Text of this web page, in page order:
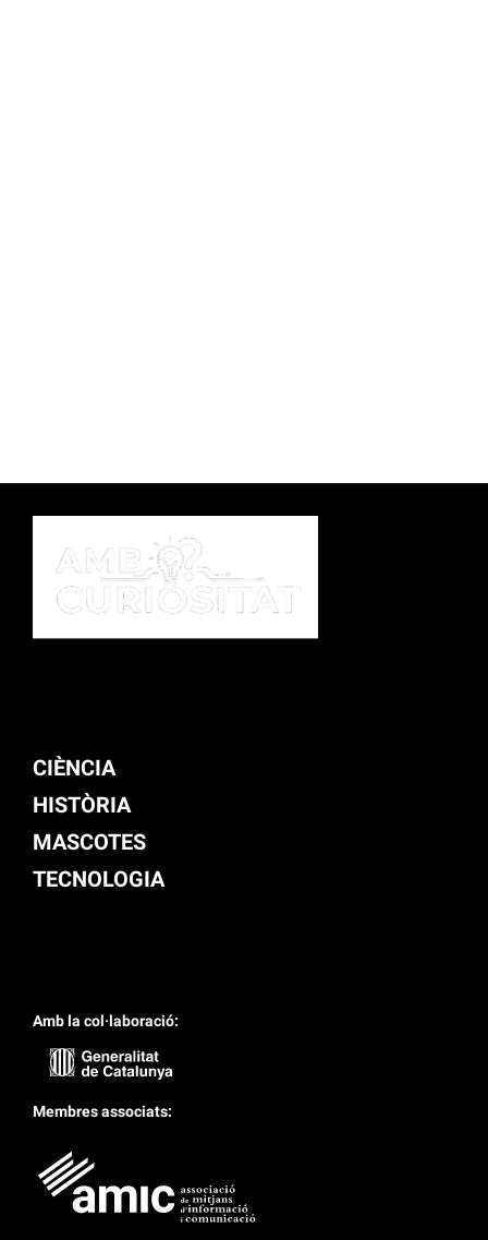
CIÈNCIA
HISTÒRIA
MASCOTES
TECNOLOGIA
Amb la col·laboració:
Membres associats: